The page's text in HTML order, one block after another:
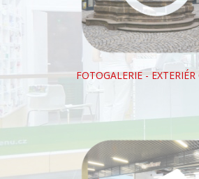
FOTOGALERIE -